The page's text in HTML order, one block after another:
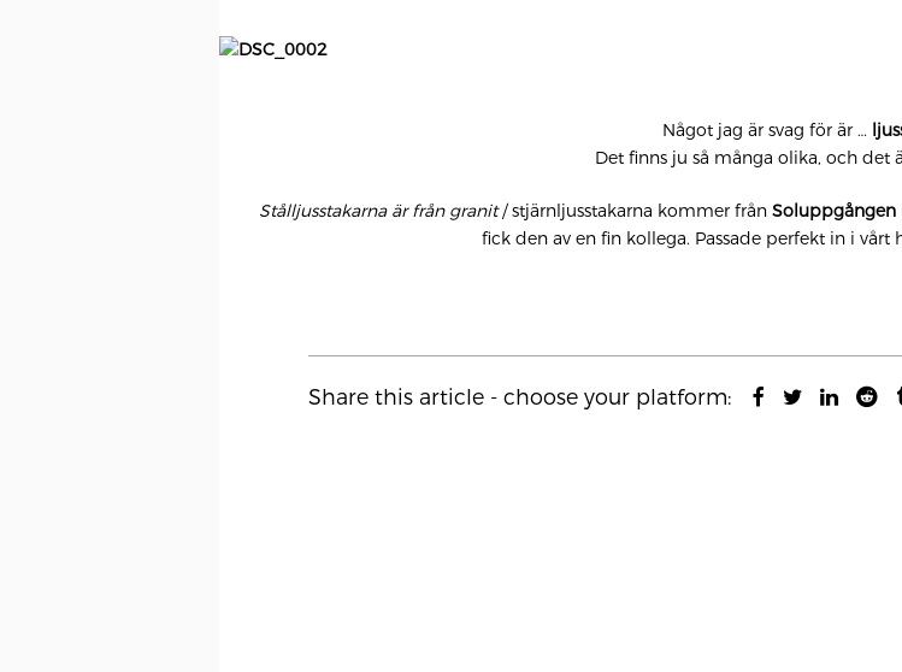
Något jag är svag för är …
Det finns ju så många olika, och det
Stålljusstakarna är från granit/ stjärnljusstakarna kommer från Soluppgången
fick den av en fin kollega. Passade perfekt in i
Share this article - choose your platform: